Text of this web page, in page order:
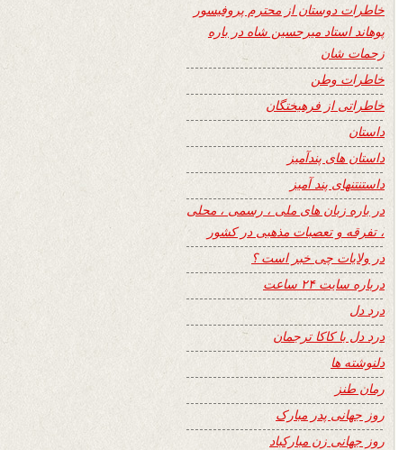
خاطرات دوستان از محترم پروفیسور
پوهاند استاد میرحسین شاه در باره
زحمات شان
خاطرات وطن
خاطراتی از فرهیختگان
داستان
داستان های پندآمیز
داستنتنهای پند آمیز
در باره زبان های ملی ، رسمی ، محلی
، تفرقه و تعصبات مذهبی در کشور
در ولایات چی خبر است ؟
درباره سایت ۲۴ ساعت
درد دل
درد دل با کاکا ترجمان
دلنوشته ها
رمان طنز
روز جهانی پدر مبارک
روز جهانی زن مبارکباد